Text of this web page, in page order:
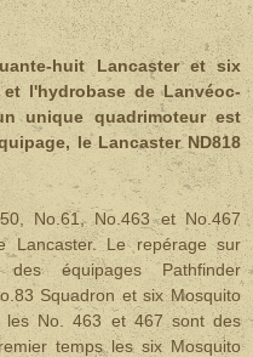
huit Lancaster et six
l'hydrobase de Lanvéoc-
unique quadrimoteur est
le Lancaster ND818
No.61, No.463 et No.467
Lancaster. Le repérage sur
équipages Pathfinder
Squadron et six Mosquito
les No. 463 et 467 sont des
temps les six Mosquito